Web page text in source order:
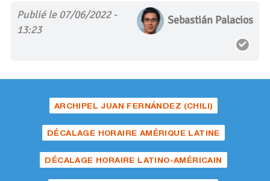
Publié le 07/06/2022 -
13:23
Sebastián Palacios
ARCHIPEL JUAN FERNÁNDEZ (CHILI)
DÉCALAGE HORAIRE AMÉRIQUE LATINE
DÉCALAGE HORAIRE LATINO-AMÉRICAIN